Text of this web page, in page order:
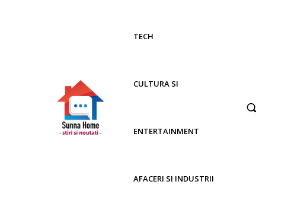
TECH
CULTURA SI
ENTERTAINMENT
AFACERI SI INDUSTRII